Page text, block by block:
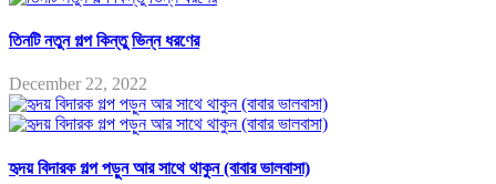
তিনটি নতুন গল্প কিন্তু ভিন্ন ধরণের
December 22, 2022
হৃদয় বিদারক গল্প পড়ুন আর সাথে থাকুন (বাবার ভালবাসা)